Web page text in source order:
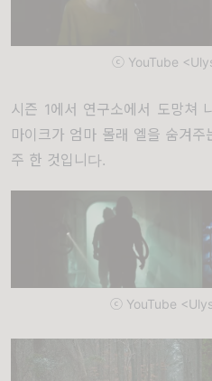
ⓒ YouTube
시즌 1에서 연구소에서 도망쳐
마이크가 엄마 몰래 엘을 숨겨주
주 한 것입니다.
ⓒ YouTube